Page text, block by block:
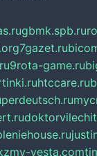
gbmk.spb.ru
7gazet.ru
9rota-game.ru
htccare.ru
my-vesta.com